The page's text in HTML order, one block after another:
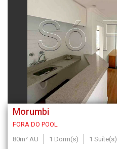
Morumbi
FORA DO POOL
80m² AU
1 Dorm(s) 1 Suíte(s)